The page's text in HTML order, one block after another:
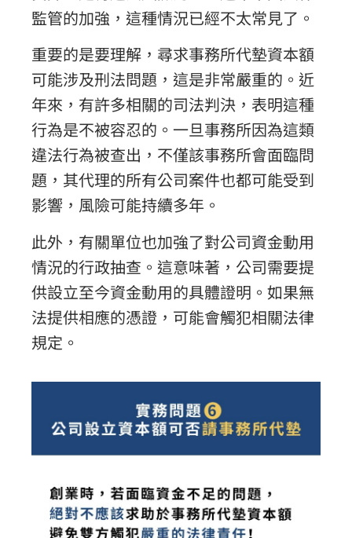
監管的加強，這種情況已經不太常見了。
重要的是要理解，尋求事務所代墊資本額
可能涉及刑法問題，這是非常嚴重的。近
年來，有許多相關的司法判決，表明這種
行為是不被容忍的。一旦事務所因為這類
違法行為被查出，不僅該事務所會面臨問
題，其代理的所有公司案件也都可能受到
影響，風險可能持續多年。
此外，有關單位也加強了對公司資金動用
情況的行政抽查。這意味著，公司需要提
供設立至今資金動用的具體證明。如果無
法提供相應的憑證，可能會觸犯相關法律
規定。